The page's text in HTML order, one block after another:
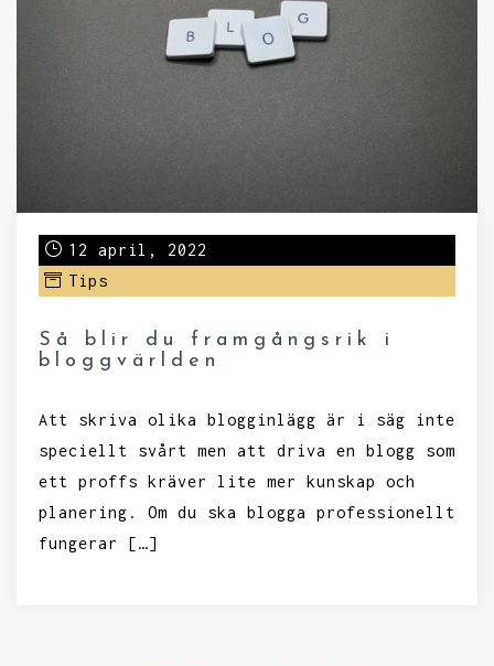
12 april, 2022
Tips
Så blir du framgångsrik i
bloggvärlden
Att skriva olika blogginlägg är i säg inte
speciellt svårt men att driva en blogg som
ett proffs kräver lite mer kunskap och
planering. Om du ska blogga professionellt
fungerar […]